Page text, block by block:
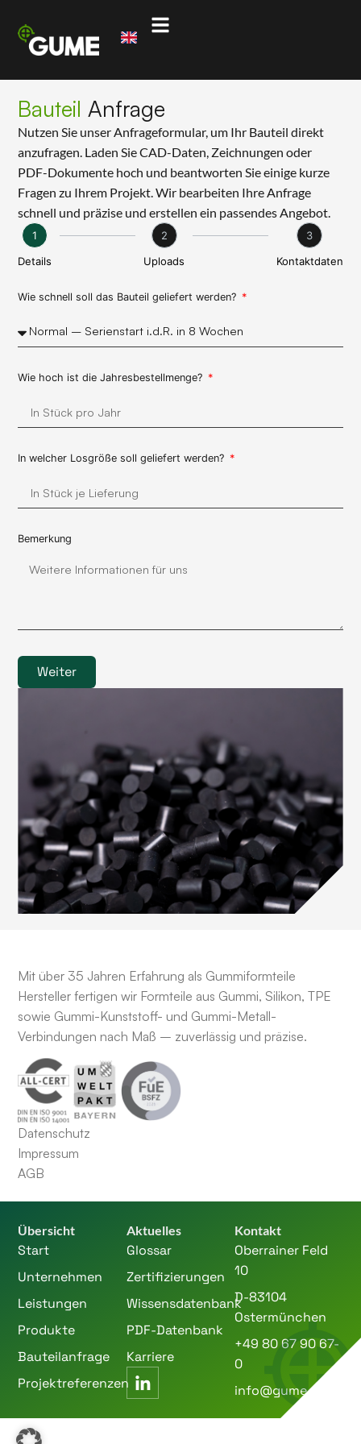
Bauteil Anfrage
Nutzen Sie unser Anfrageformular, um Ihr Bauteil direkt
anzufragen. Laden Sie CAD-Daten, Zeichnungen oder
PDF-Dokumente hoch und beantworten Sie einige kurze
Fragen zu Ihrem Projekt. Wir bearbeiten Ihre Anfrage
schnell und präzise und erstellen ein passendes Angebot.
1
Details
2
Uploads
3
Kontaktdaten
Wie schnell soll das Bauteil geliefert werden?
Wie hoch ist die Jahresbestellmenge?
In welcher Losgröße soll geliefert werden?
Bemerkung
Weiter
Mit über 35 Jahren Erfahrung als Gummiformteile
Hersteller fertigen wir Formteile aus Gummi, Silikon, TPE
sowie Gummi-Kunststoff- und Gummi-Metall-
Verbindungen nach Maß – zuverlässig und präzise.
Datenschutz
Impressum
AGB
Übersicht
Start
Unternehmen
Leistungen
Produkte
Bauteilanfrage
Projektreferenzen
Aktuelles
Glossar
Zertifizierungen
Wissensdatenbank
PDF-Datenbank
Karriere
Kontakt
Oberrainer Feld
10
D-83104
Ostermünchen
+49 80 67 90 67-
0
info@gume.de